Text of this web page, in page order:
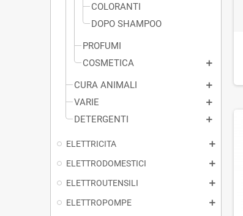
COLORANTI
DOPO SHAMPOO
PROFUMI
COSMETICA
CURA ANIMALI
VARIE
DETERGENTI
ELETTRICITA
ELETTRODOMESTICI
ELETTROUTENSILI
ELETTROPOMPE